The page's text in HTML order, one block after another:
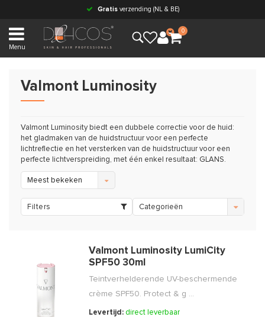
Gratisverzending (NL & BE)
Menu
0
Valmont Luminosity
Valmont Luminosity biedt een dubbele correctie voor de huid:
het gladmaken van de huidstructuur voor een perfecte
lichtreflectie en het versterken van de huidstructuur voor een
perfecte lichtverspreiding, met één enkel resultaat: GLANS.
Meest bekeken
Filters Categorieën
Valmont Luminosity LumiCity
SPF50 30ml
Teintverhelderende UV-beschermende
crème SPF50. Protect & g ...
Levertijd: direct leverbaar